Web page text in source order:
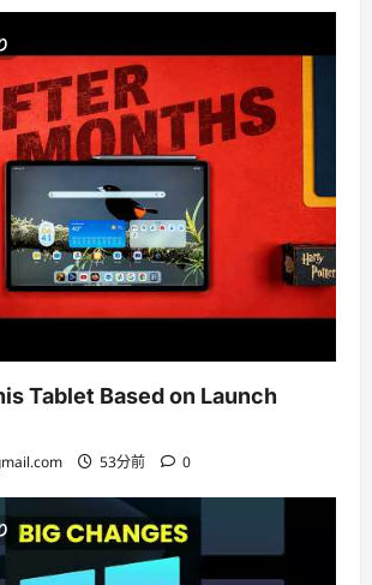
Tablet Based on Launch
53分前 0